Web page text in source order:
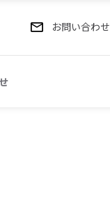
お問い合わせ